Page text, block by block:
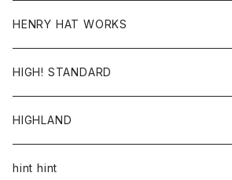
HENRY HAT WORKS
帽子
HIGH! STANDARD
アウター
ジャケット
トップス
HIGHLAND
帽子
hint hint